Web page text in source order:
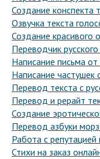
Создание конспекта
Озвучка текста
Создание красивого
Переводчик
Написание письма
Написание частушек
Перевод текста с
Перевод и рерайт
Создание
Перевод азбуки
Работа с репутацией
Стихи на заказ